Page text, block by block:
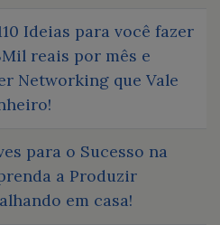
Ideias para você fazer
reais por mês e
Networking que Vale
para o Sucesso na
a Produzir
em casa!